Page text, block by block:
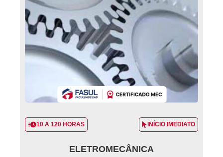
10 A 120 HORAS INÍCIO IMEDIATO
ELETROMECÂNICA